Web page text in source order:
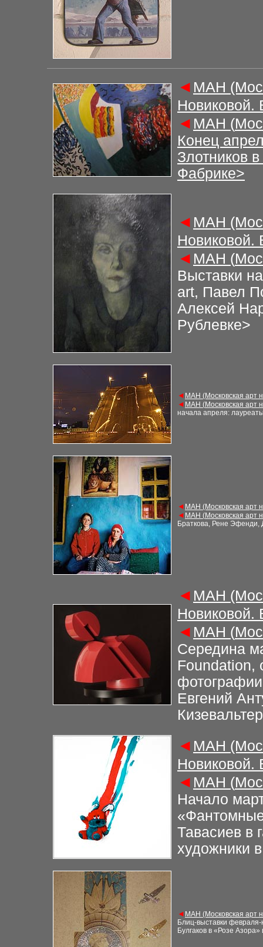
◄ МАН
Новиковой.
◄ МАН (
Конец
Злотников
Фабрике>
◄ МАН
Новиковой.
◄ МАН (
Выставки
art, Павел
Алексей
Рублевке>
◄ МАН (Московская арт
◄ МАН (Московская арт
начала апреля:
◄ МАН (Московская арт
◄ МАН (Московская арт
Браткова, Рене Эфенди,
◄ МАН
Новиковой.
◄ МАН (
Середина
Foundation,
Евгений
◄ МАН
Новиковой.
◄ МАН (
Начало
Тавасиев в
художники
◄ МАН (Московская арт
Блиц-выставки
Булгаков в «Розе